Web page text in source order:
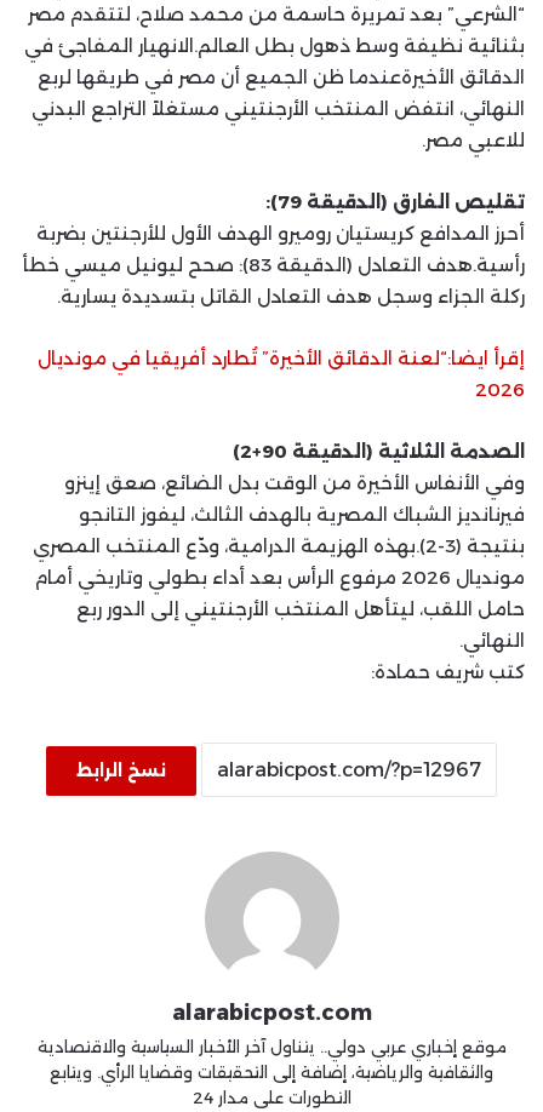
“الشرعي” بعد تمريرة حاسمة من محمد صلاح، لتتقدم مصر
بثنائية نظيفة وسط ذهول بطل العالم.الانهيار المفاجئ في
الدقائق الأخيرةعندما ظن الجميع أن مصر في طريقها لربع
النهائي، انتفض المنتخب الأرجنتيني مستغلاً التراجع البدني
للاعبي مصر.
تقليص الفارق (الدقيقة 79):
أحرز المدافع كريستيان روميرو الهدف الأول للأرجنتين بضربة
رأسية.هدف التعادل (الدقيقة 83): صحح ليونيل ميسي خطأ
ركلة الجزاء وسجل هدف التعادل القاتل بتسديدة يسارية.
إقرأ ايضا:“لعنة الدقائق الأخيرة” تُطارد أفريقيا في مونديال
2026
الصدمة الثلاثية (الدقيقة 90+2)
وفي الأنفاس الأخيرة من الوقت بدل الضائع، صعق إينزو
فيرنانديز الشباك المصرية بالهدف الثالث، ليفوز التانجو
بنتيجة (3-2).بهذه الهزيمة الدرامية، ودّع المنتخب المصري
مونديال 2026 مرفوع الرأس بعد أداء بطولي وتاريخي أمام
حامل اللقب، ليتأهل المنتخب الأرجنتيني إلى الدور ربع
النهائي.
كتب شريف حمادة:
نسخ الرابط
alarabicpost.com
موقع إخباري عربي دولي.. يتناول آخر الأخبار السياسية والاقتصادية
والثقافية والرياضية، إضافة إلى التحقيقات وقضايا الرأي. ويتابع
التطورات على مدار 24